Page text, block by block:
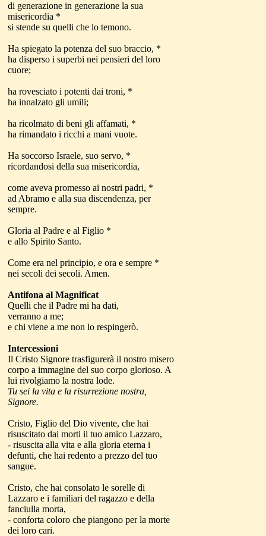
di generazione in generazione la sua
misericordia *
si stende su quelli che lo temono.
Ha spiegato la potenza del suo braccio, *
ha disperso i superbi nei pensieri del loro
cuore;
ha rovesciato i potenti dai troni, *
ha innalzato gli umili;
ha ricolmato di beni gli affamati, *
ha rimandato i ricchi a mani vuote.
Ha soccorso Israele, suo servo, *
ricordandosi della sua misericordia,
come aveva promesso ai nostri padri, *
ad Abramo e alla sua discendenza, per
sempre.
Gloria al Padre e al Figlio *
e allo Spirito Santo.
Come era nel principio, e ora e sempre *
nei secoli dei secoli. Amen.
Antifona al Magnificat
Quelli che il Padre mi ha dati,
verranno a me;
e chi viene a me non lo respingerò.
Intercessioni
Il Cristo Signore trasfigurerà il nostro misero
corpo a immagine del suo corpo glorioso. A
lui rivolgiamo la nostra lode.
Tu sei la vita e la risurrezione nostra,
Signore.
Cristo, Figlio del Dio vivente, che hai
risuscitato dai morti il tuo amico Lazzaro,
- risuscita alla vita e alla gloria eterna i
defunti, che hai redento a prezzo del tuo
sangue.
Cristo, che hai consolato le sorelle di
Lazzaro e i familiari del ragazzo e della
fanciulla morta,
- conforta coloro che piangono per la morte
dei loro cari.